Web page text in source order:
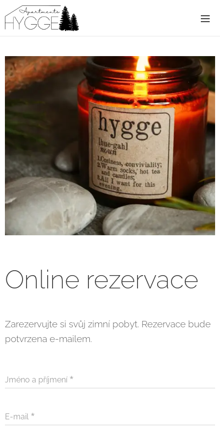
Online rezervace
Zarezervujte si svůj zimní pobyt. Rezervace bude
potvrzena e-mailem.
Jméno a příjmení
E-mail